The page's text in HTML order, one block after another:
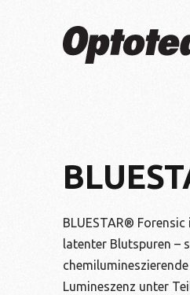
BLUESTAR®
latenter Blutspuren –
Lumineszenz unter